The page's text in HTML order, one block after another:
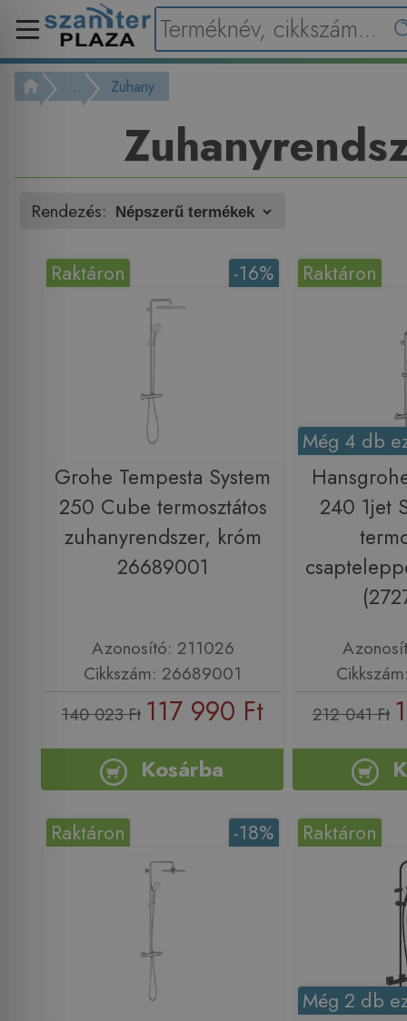
... Zuhany
Rendezés:
-16%
Raktáron
Grohe Tempesta System
250 Cube termosztátos
zuhanyrendszer, króm
26689001
Azonosító: 211026
Cikkszám: 26689001
140 023 Ft 117 990 Ft
Kosárba
Raktáron
Még 4 db
240 1jet
212 041 Ft
-18%
Raktáron Raktáron
Még 2 db